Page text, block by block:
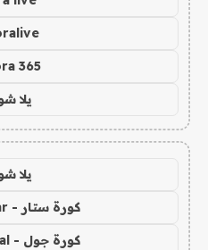
365
يلا
يلا
كورة ستار - koora-star
كورة جول - koora-goal